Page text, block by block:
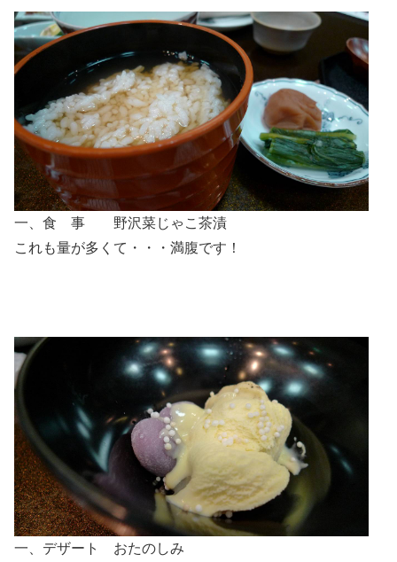
一、食 事 野沢菜じゃこ茶漬
これも量が多くて・・・満腹です！
一、デザート おたのしみ